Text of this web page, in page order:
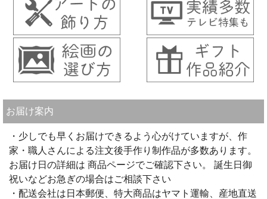
お届け案内
・少しでも早くお届けできるよう心がけていますが、作
家・職人さんによる注文後手作り制作品が多数あります。
お届け日の詳細は 商品ページでご確認下さい。 誕生日御
祝いなどお急ぎの場合はご相談下さい
・配送会社は日本郵便、特大商品はヤマト運輸、産地直送